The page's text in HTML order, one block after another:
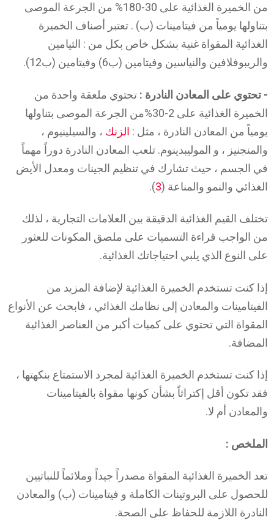
من الخميرة الغذائية على 30-180% من الجرعة الموصى
بتناولها يومياً من فيتامينات (ب) . تعتبر أصناف الخميرة
الغذائية المقواة غنية بشكل خاص بكل من : الثيامين
والريبوفلافين والنياسين وفيتامين (ب6) وفيتامين (ب12).
- تحتوي على المعادن النادرة : تحتوي ملعقة واحدة من
الخميرة الغذائية على 2-30%من الجرعة الموصى بتناولها
يومياً من المعادن النادرة ، مثل : الزنك ، والسيلينيوم ،
والمنجنيز ، و الموليبدينوم. تلعب المعادن النادرة دوراً مهماً
في الجسم ، حيث تشارك في تنظيم الجينات ومعدل الأيض
الغذائي والنمو والمناعة (3
).
تختلف القيم الغذائية الدقيقة بين العلامات التجارية ، لذلك
من الواجب قراءة التسميات على ملصق المكونات للعثور
على النوع الذي يلبي احتياجاتك الغذائية.
إذا كنت تستخدم الخميرة الغذائية لإضافة المزيد من
الفيتامينات والمعادن إلى نظامك الغذائي ، فابحث عن الأنواع
المقواة التي تحتوي على كميات أكبر من العناصر الغذائية
المضافة.
إذا كنت تستخدم الخميرة الغذائية لمجرد الاستمتاع بنكهتها ،
فقد تكون أقل إكتراثاً بشأن كونها مقواة بالفيتامينات
والمعادن أم لا.
الملخص :
تعد الخميرة الغذائية المقواة مصدراً جيداً وملائماً للنباتيين
للحصول على البروتينات الكاملة و فيتامينات (ب) والمعادن
النادرة اللازمة للحفاظ على الصحة.